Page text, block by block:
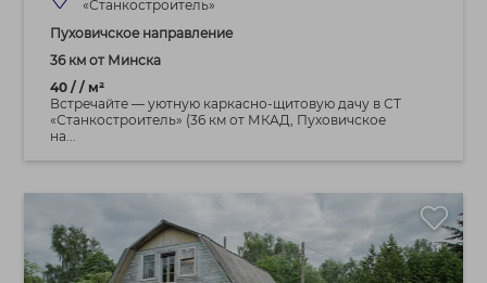
«Станкостроитель»
Пуховичское направление
36 км от Минска
40 / / м²
Встречайте — уютную каркасно-щитовую дачу в СТ
«Станкостроитель» (36 км от МКАД, Пуховичское
на...